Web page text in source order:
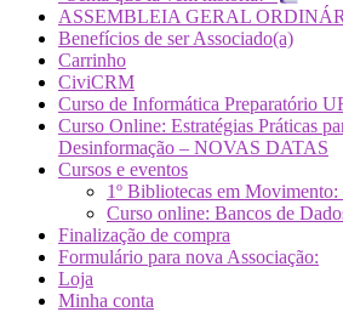
ASSEMBLEIA GERAL
Benefícios de ser Associado(a)
Carrinho
CiviCRM
Curso de Informática Preparatório
Curso Online: Estratégias Práticas
Desinformação – NOVAS DATAS
Cursos e eventos
1º Bibliotecas em Movimento:
Curso online: Bancos de
Finalização de compra
Formulário para nova Associação:
Loja
Minha conta